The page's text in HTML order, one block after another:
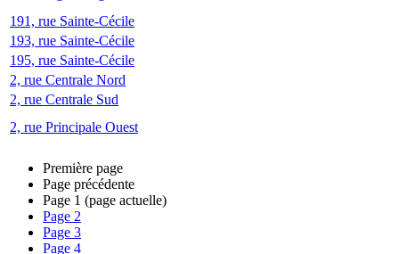
191, rue Sainte-Cécile
193, rue Sainte-Cécile
195, rue Sainte-Cécile
2, rue Centrale Nord
2, rue Centrale Sud
2, rue Principale Ouest
Première page
Page précédente
Page 1 (page actuelle)
Page 2
Page 3
Page 4